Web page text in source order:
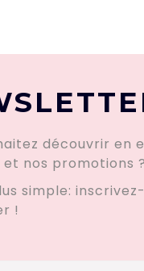
découvrir en
nos promotions ?
simple:
!